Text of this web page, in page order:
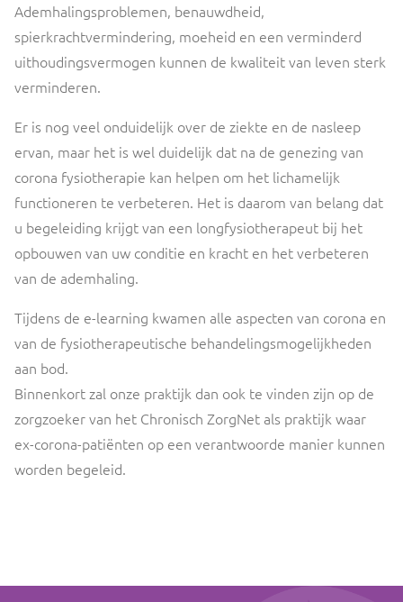
Ademhalingsproblemen, benauwdheid,
spierkrachtvermindering, moeheid en een verminderd
uithoudingsvermogen kunnen de kwaliteit van leven sterk
verminderen.
Er is nog veel onduidelijk over de ziekte en de nasleep
ervan, maar het is wel duidelijk dat na de genezing van
corona fysiotherapie kan helpen om het lichamelijk
functioneren te verbeteren. Het is daarom van belang dat
u begeleiding krijgt van een longfysiotherapeut bij het
opbouwen van uw conditie en kracht en het verbeteren
van de ademhaling.
Tijdens de e-learning kwamen alle aspecten van corona en
van de fysiotherapeutische behandelingsmogelijkheden
aan bod.
Binnenkort zal onze praktijk dan ook te vinden zijn op de
zorgzoeker van het Chronisch ZorgNet als praktijk waar
ex-corona-patiënten op een verantwoorde manier kunnen
worden begeleid.